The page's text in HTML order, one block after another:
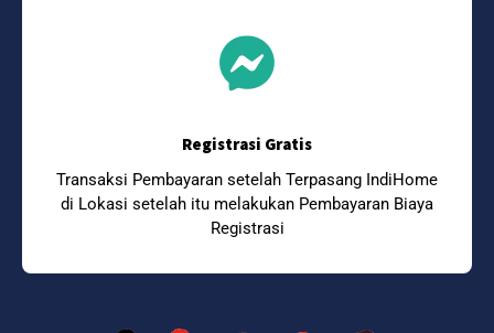
Registrasi Gratis
Transaksi Pembayaran setelah Terpasang IndiHome
di Lokasi setelah itu melakukan Pembayaran Biaya
Registrasi